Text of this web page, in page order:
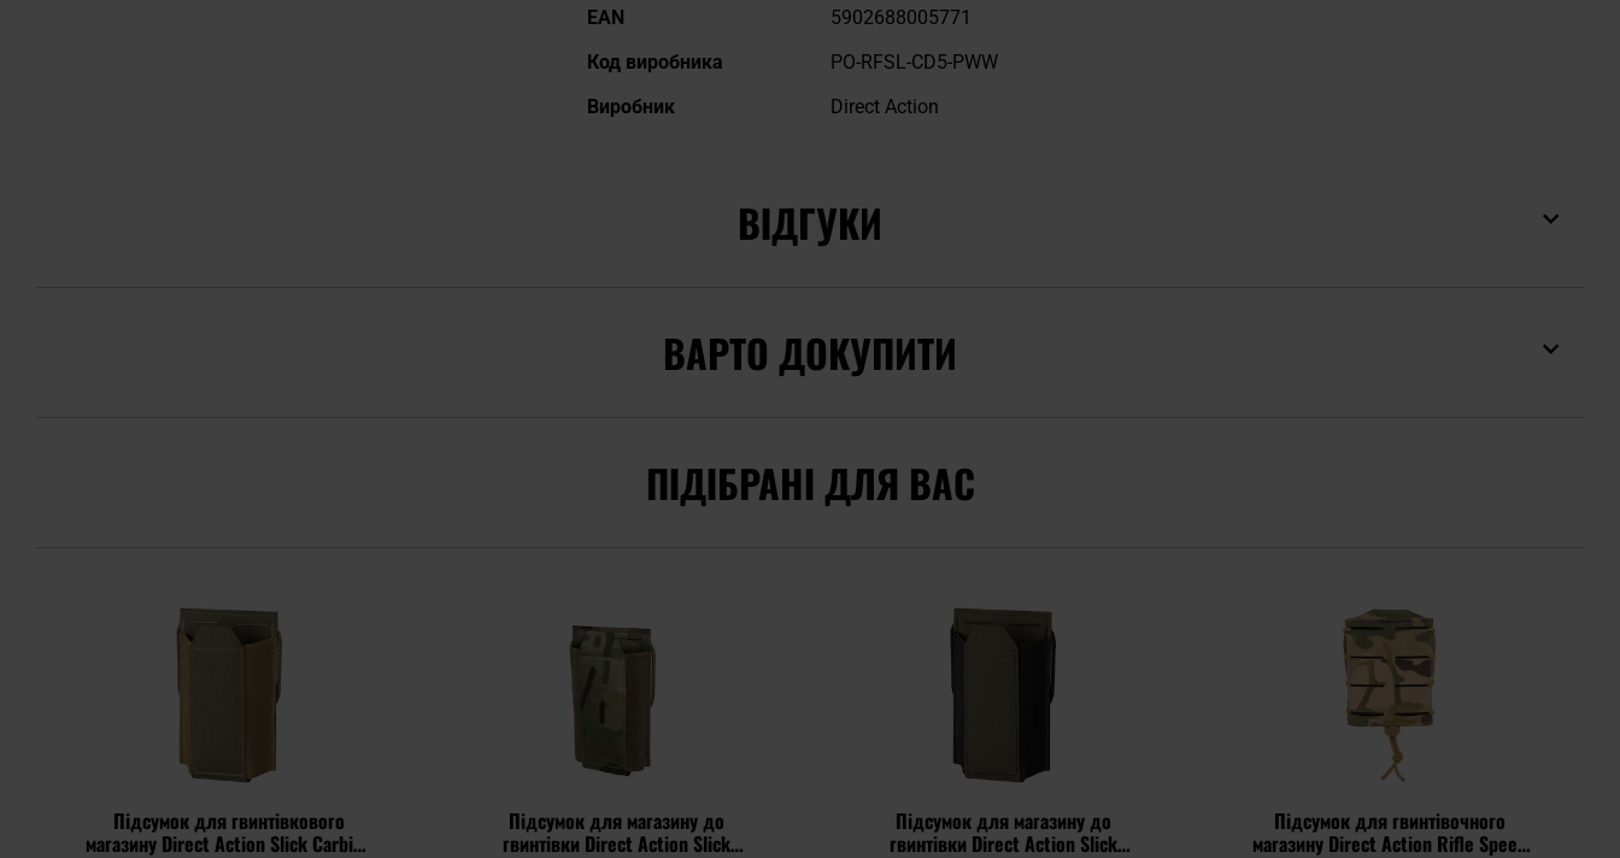
EAN
5902688005771
Код виробника
PO-RFSL-CD5-PWW
Виробник
Direct Action
ВІДГУКИ
ВАРТО ДОКУПИТИ
ПІДІБРАНІ ДЛЯ ВАС
Підсумок для гвинтівкового
магазину Direct Action Slick Carbine
Підсумок для магазину до
гвинтівки Direct Action Slick
Підсумок для магазину до
гвинтівки Direct Action Slick
Підсумок для гвинтівочного
магазину Direct Action Rifle Speed